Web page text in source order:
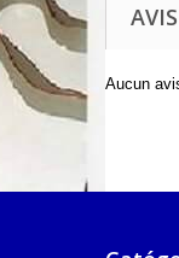
AVIS
Aucun